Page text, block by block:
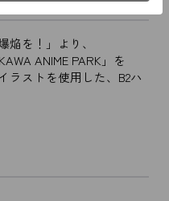
を！」より、
ANIME PARK」を
ラストを使用した、B2ハ